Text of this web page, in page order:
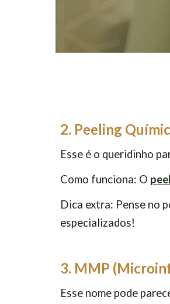
2. Peeling
Esse é o queridinho
Como funciona: O
Dica extra: Pense no
especializados!
3. MMP
Esse nome pode